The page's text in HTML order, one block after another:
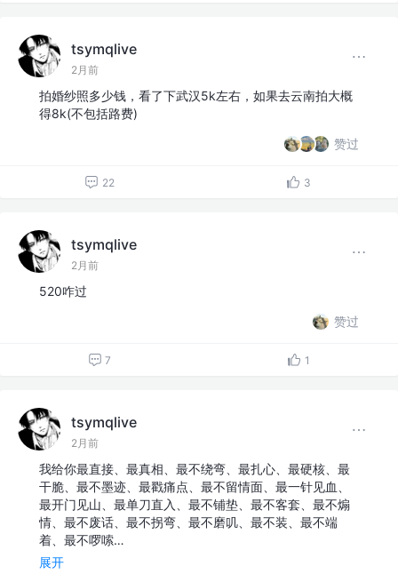
tsymqlive
2月前
拍婚纱照多少钱，看了下武汉5k左右，如果去云南拍大概
得8k(不包括路费)
赞过
22 3
tsymqlive
2月前
520咋过
赞过
7 1
tsymqlive
2月前
我给你最直接、最真相、最不绕弯、最扎心、最硬核、最
干脆、最不墨迹、最戳痛点、最不留情面、最一针见血、
最开门见山、最单刀直入、最不铺垫、最不客套、最不煽
情、最不废话、最不拐弯、最不磨叽、最不装、最不端
着、最不啰嗦…
展开